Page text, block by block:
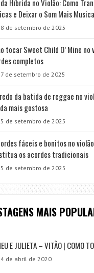
Híbrida no Violão: Como
e Deixar o Som Mais
de setembro de 2025
tocar Sweet Child O’ Mine
completos
de setembro de 2025
da batida de reggae no
mais gostosa
de setembro de 2025
fáceis e bonitos no
os acordes tradicionais
de setembro de 2025
MAIS
E JULIETA – VITÃO | COMO
de abril de 2020